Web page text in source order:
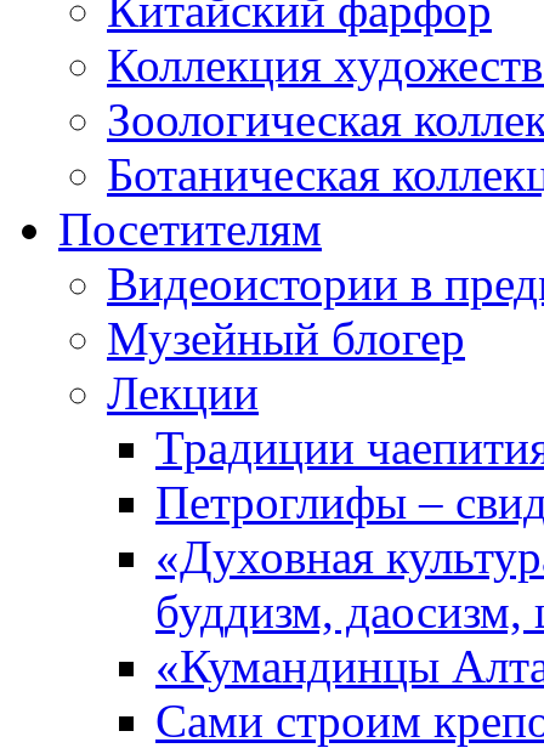
Коллекция
Зоологическая
Ботаническая
Посетителям
Видеоистории в
Музейный блогер
Лекции
Традиции
Петроглифы –
«Духовная
буддизм,
«Кумандинцы
Сами строим